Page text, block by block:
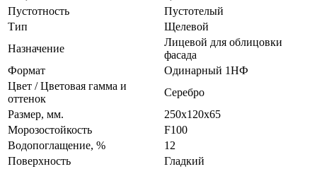
Пустотность
Пустотелый
Тип
Щелевой
Назначение
Лицевой для облицовки
фасада
Формат
Одинарный 1НФ
Цвет / Цветовая гамма и
оттенок
Серебро
Размер, мм.
250х120х65
Морозостойкость
F100
Водопоглащение, %
12
Поверхность
Гладкий